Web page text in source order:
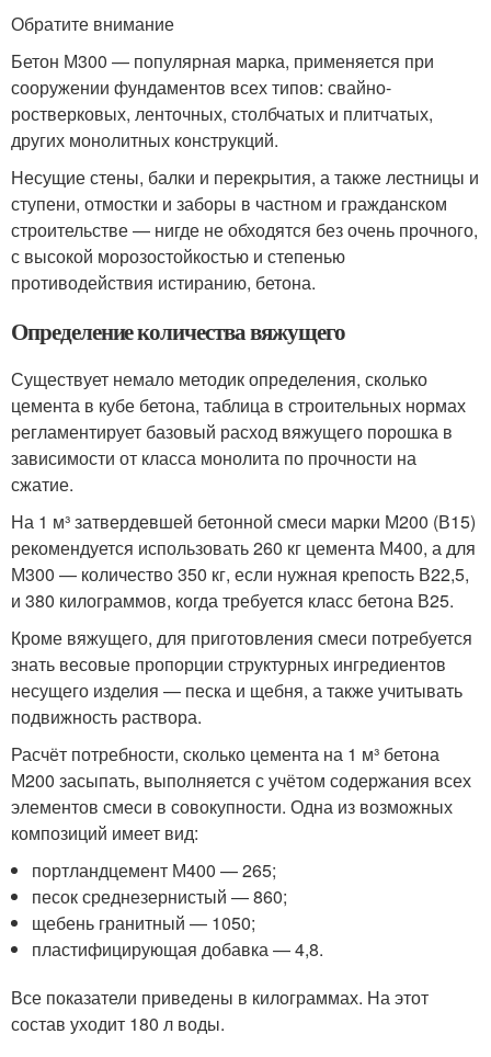
Обратите внимание
Бетон М300 — популярная марка, применяется при
сооружении фундаментов всех типов: свайно-
ростверковых, ленточных, столбчатых и плитчатых,
других монолитных конструкций.
Несущие стены, балки и перекрытия, а также лестницы и
ступени, отмостки и заборы в частном и гражданском
строительстве — нигде не обходятся без очень прочного,
с высокой морозостойкостью и степенью
противодействия истиранию, бетона.
Определение количества вяжущего
Существует немало методик определения, сколько
цемента в кубе бетона, таблица в строительных нормах
регламентирует базовый расход вяжущего порошка в
зависимости от класса монолита по прочности на
сжатие.
На 1 м³ затвердевшей бетонной смеси марки М200 (В15)
рекомендуется использовать 260 кг цемента М400, а для
М300 — количество 350 кг, если нужная крепость В22,5,
и 380 килограммов, когда требуется класс бетона В25.
Кроме вяжущего, для приготовления смеси потребуется
знать весовые пропорции структурных ингредиентов
несущего изделия — песка и щебня, а также учитывать
подвижность раствора.
Расчёт потребности, сколько цемента на 1 м³ бетона
М200 засыпать, выполняется с учётом содержания всех
элементов смеси в совокупности. Одна из возможных
композиций имеет вид:
портландцемент М400 — 265;
песок среднезернистый — 860;
щебень гранитный — 1050;
пластифицирующая добавка — 4,8.
Все показатели приведены в килограммах. На этот
состав уходит 180 л воды.